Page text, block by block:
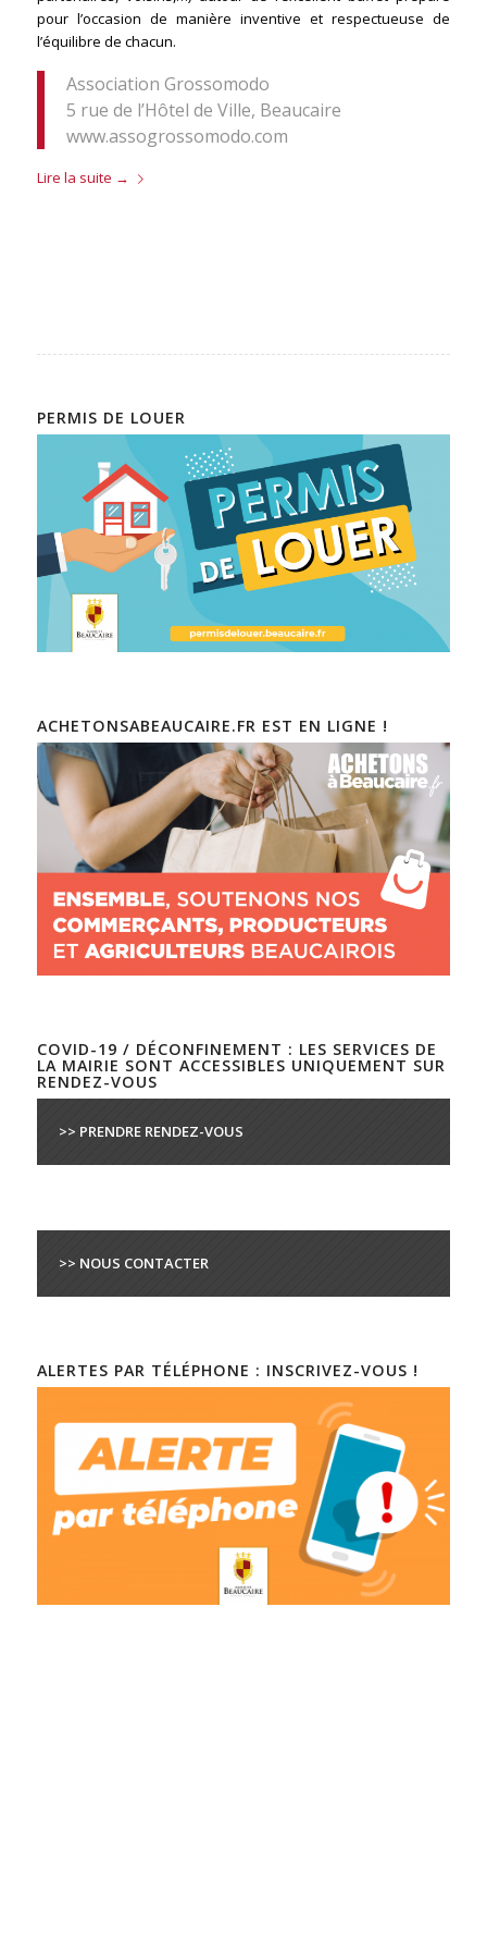
pour l’occasion de manière inventive et respectueuse de
l’équilibre de chacun.
Association Grossomodo
5 rue de l’Hôtel de Ville, Beaucaire
www.assogrossomodo.com
Lire la suite →
PERMIS DE LOUER
ACHETONSABEAUCAIRE.FR EST EN LIGNE !
COVID-19 / DÉCONFINEMENT : LES SERVICES DE
LA MAIRIE SONT ACCESSIBLES UNIQUEMENT SUR
RENDEZ-VOUS
>> PRENDRE RENDEZ-VOUS
>> NOUS CONTACTER
ALERTES PAR TÉLÉPHONE : INSCRIVEZ-VOUS !